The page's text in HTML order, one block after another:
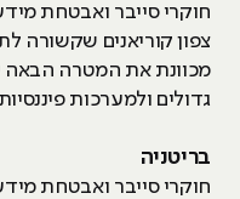
חוקרי סייבר ואבטחת
מכוונת את המטרה הבאה
גדולים ולמערכות
בריטניה
חוקרי סייבר ואבטחת